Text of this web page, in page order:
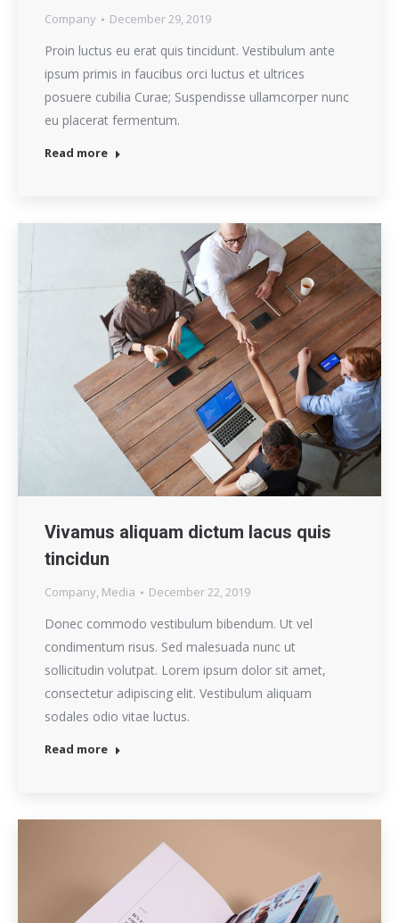
Company December 29, 2019
Proin luctus eu erat quis tincidunt. Vestibulum ante
ipsum primis in faucibus orci luctus et ultrices
posuere cubilia Curae; Suspendisse ullamcorper nunc
eu placerat fermentum.
Read more
Vivamus aliquam dictum lacus quis
tincidun
Company, Media December 22, 2019
Donec commodo vestibulum bibendum. Ut vel
condimentum risus. Sed malesuada nunc ut
sollicitudin volutpat. Lorem ipsum dolor sit amet,
consectetur adipiscing elit. Vestibulum aliquam
sodales odio vitae luctus.
Read more